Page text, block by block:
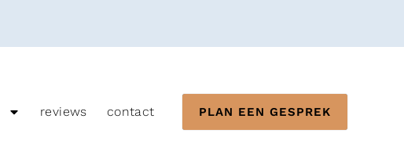
reviews contact PLAN EEN GESPREK